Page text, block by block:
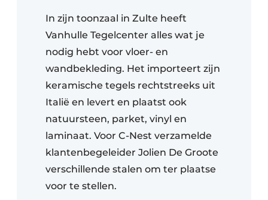
In zijn toonzaal in Zulte heeft
Vanhulle Tegelcenter alles wat je
nodig hebt voor vloer- en
wandbekleding. Het importeert zijn
keramische tegels rechtstreeks uit
Italië en levert en plaatst ook
natuursteen, parket, vinyl en
laminaat. Voor C-Nest verzamelde
klantenbegeleider Jolien De Groote
verschillende stalen om ter plaatse
voor te stellen.